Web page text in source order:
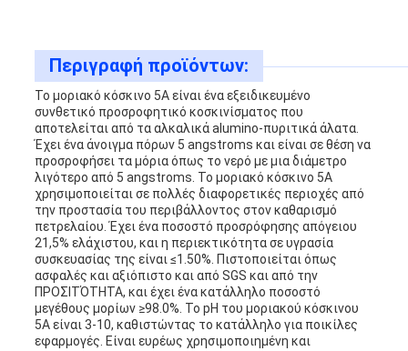
ΥΠΟΘΈΣΕΙΣ
ΖΗΤΉΣΤΕ
ΜΙΑ
ΠΡΟΣΦΟΡΆ
SITEMAP
Περιγραφή προϊόντων:
Το μοριακό κόσκινο 5A είναι ένα εξειδικευμένο
συνθετικό προσροφητικό κοσκινίσματος που
αποτελείται από τα αλκαλικά alumino-πυριτικά άλατα.
Έχει ένα άνοιγμα πόρων 5 angstroms και είναι σε θέση να
προσροφήσει τα μόρια όπως το νερό με μια διάμετρο
λιγότερο από 5 angstroms. Το μοριακό κόσκινο 5A
χρησιμοποιείται σε πολλές διαφορετικές περιοχές από
την προστασία του περιβάλλοντος στον καθαρισμό
πετρελαίου. Έχει ένα ποσοστό προσρόφησης απόγειου
21,5% ελάχιστου, και η περιεκτικότητα σε υγρασία
συσκευασίας της είναι ≤1.50%. Πιστοποιείται όπως
ασφαλές και αξιόπιστο και από SGS και από την
ΠΡΟΣΙΤΌΤΗΤΑ, και έχει ένα κατάλληλο ποσοστό
μεγέθους μορίων ≥98.0%. Το pH του μοριακού κόσκινου
5A είναι 3-10, καθιστώντας το κατάλληλο για ποικίλες
εφαρμογές. Είναι ευρέως χρησιμοποιημένη και